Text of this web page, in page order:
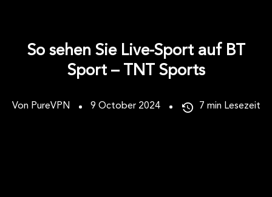
So sehen Sie Live-Sport auf BT
Sport – TNT Sports
Von PureVPN 9 October 2024 7 min Lesezeit